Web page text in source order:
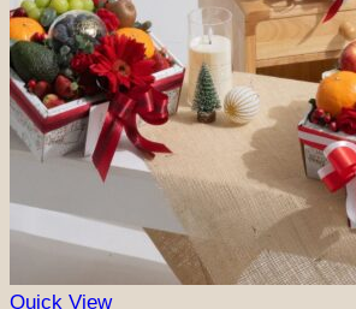
Quick View